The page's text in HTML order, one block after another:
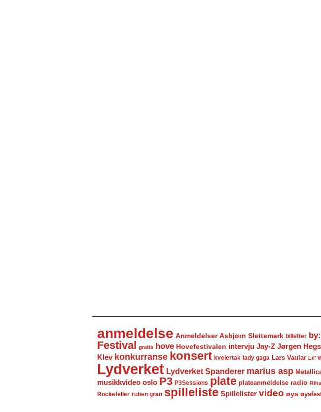
anmeldelse Anmeldelser Asbjørn Slettemark billetter
Festival gratis hove Hovefestivalen intervju Jay-Z Jørgen
Klev konkurranse konsert kvelertak lady gaga Lars Vaular Lil'
Lydverket Lydverket Spanderer marius asp
musikkvideo oslo P3 P3Sessions plate plateanmeldelse radio
Rockefeller ruben gran spilleliste Spillelister video øya